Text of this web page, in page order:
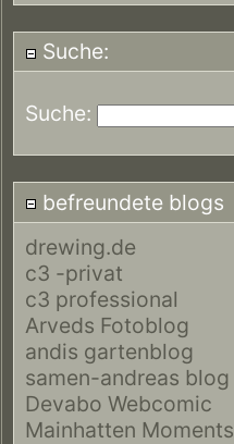
Suche:
Suche:
befreundete blogs
drewing.de
c3 -privat
c3 professional
Arveds Fotoblog
andis gartenblog
samen-andreas blog
Devabo Webcomic
Mainhatten Moments